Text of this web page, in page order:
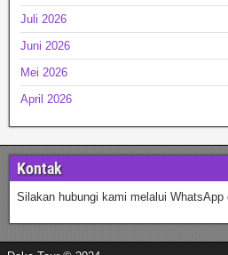
Juli 2026
Juni 2026
Mei 2026
April 2026
Kontak
Silakan hubungi kami melalui WhatsApp